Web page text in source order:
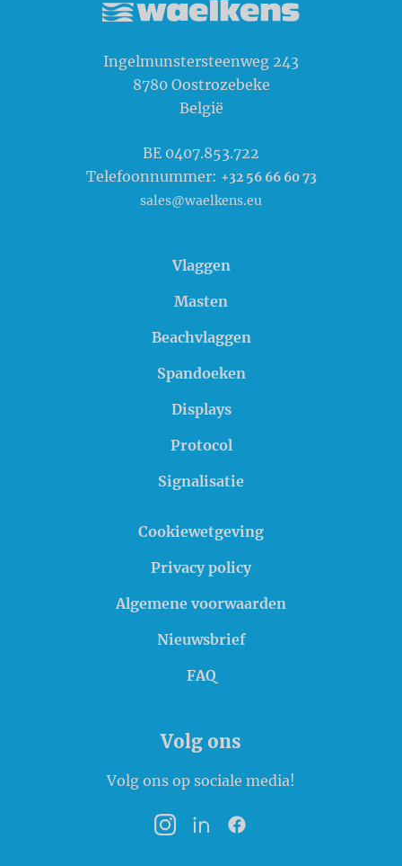
Ingelmunstersteenweg 243
8780 Oostrozebeke
België
BE 0407.853.722
Telefoonnummer: +32 56 66 60 73
sales@waelkens.eu
Vlaggen
Masten
Beachvlaggen
Spandoeken
Displays
Protocol
Signalisatie
Cookiewetgeving
Privacy policy
Algemene voorwaarden
Nieuwsbrief
FAQ
Volg ons
Volg ons op sociale media!
InstagramLinkedInFacebook